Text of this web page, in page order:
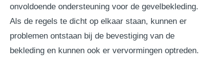
onvoldoende ondersteuning voor de gevelbekleding.
Als de regels te dicht op elkaar staan, kunnen er
problemen ontstaan bij de bevestiging van de
bekleding en kunnen ook er vervormingen optreden.